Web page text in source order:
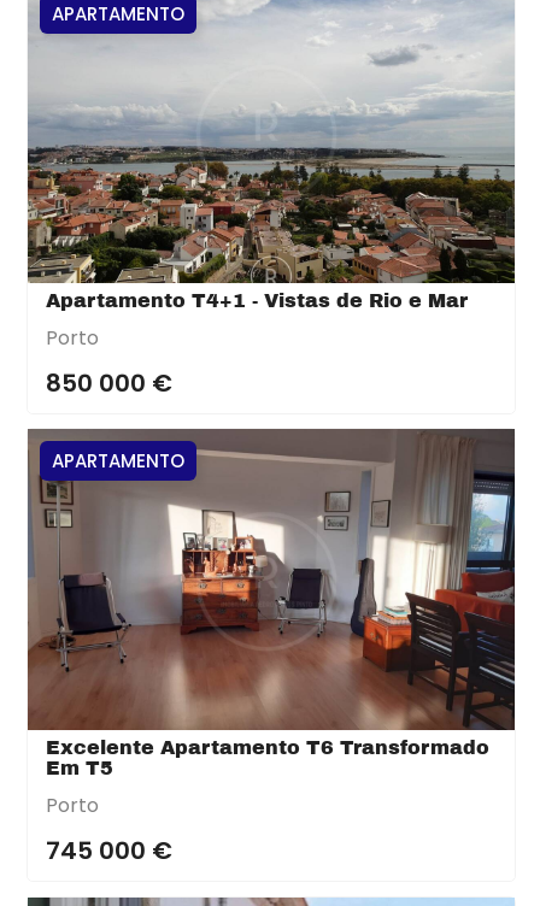
APARTAMENTO
Apartamento T4+1 - Vistas de Rio e Mar
Porto
850 000 €
APARTAMENTO
Excelente Apartamento T6 Transformado
Em T5
Porto
745 000 €